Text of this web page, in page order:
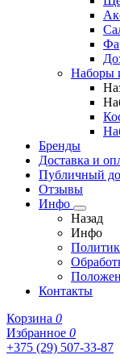
Наборы
Бренды
Доставка и
Публичный
Отзывы
Инфо
Назад
Инфо
Контакты
Корзина 0
Избранное 0
+375 (29) 507-33-87